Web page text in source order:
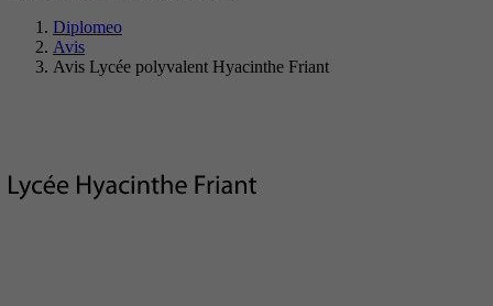
Diplomeo
Avis
Avis Lycée polyvalent Hyacinthe Friant